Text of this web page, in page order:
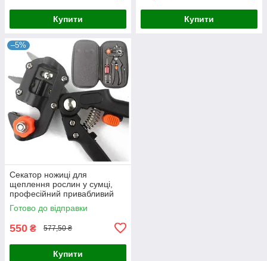
Купити Купити
–5%
Секатор ножиці для
щеплення рослин у сумці,
професійний привабливий
секатор для садівників
Готово до відправки
550 ₴ 577,50 ₴
Купити